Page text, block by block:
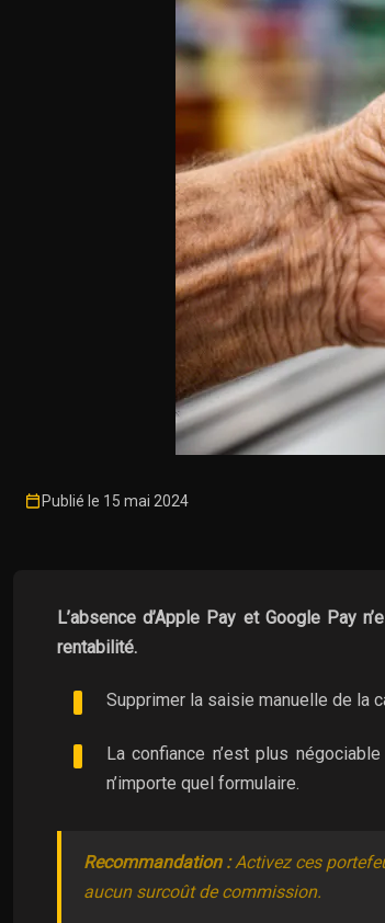
Publié le 15 mai 2024
L’absence d’Apple Pay et Google Pay
rentabilité.
Supprimer la saisie manuelle de la
La confiance n’est plus
n’importe quel formulaire.
Recommandation :Activez ces
aucun surcoût de commission.